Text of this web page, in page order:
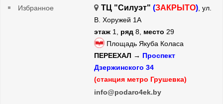
Избранное
ТЦ "Силуэт" (ЗАКРЫТО) , ул.
В. Хоружей 1А
этаж 1, ряд 8, место 29
Площадь Якуба Коласа
ПЕРЕЕХАЛ → Проспект
Дзержинского 34
(станция метро Грушевка)
info@podaro4ek.by